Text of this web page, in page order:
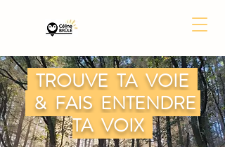
TROUVE TA VOIE
& FAIS ENTENDRE
TA VOIX